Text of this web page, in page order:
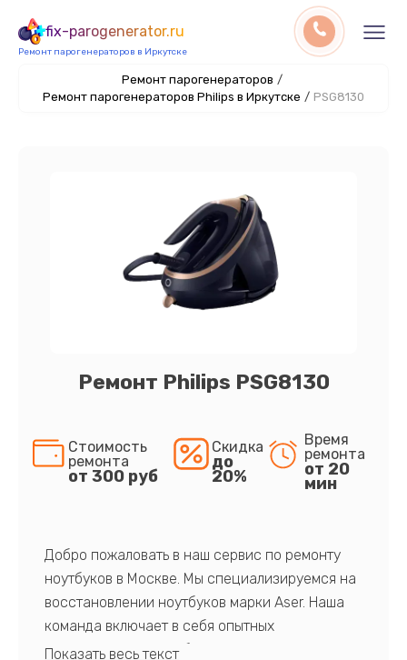
fix-parogenerator.ru
Ремонт парогенераторов в Иркутске
Ремонт парогенераторов /
Ремонт парогенераторов Philips в Иркутске / PSG8130
Ремонт Philips PSG8130
Стоимость
ремонта
от 300 руб
Скидка
до
20%
Время
ремонта
от 20
мин
Добро пожаловать в наш сервис по ремонту
ноутбуков в Москве. Мы специализируемся на
восстановлении ноутбуков марки Aser. Наша
команда включает в себя опытных
профессионалов с обширными знаниями и